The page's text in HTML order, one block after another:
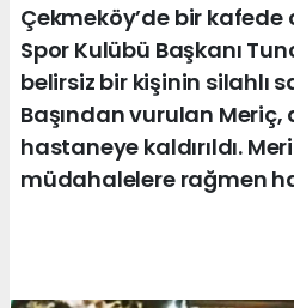
Çekmeköy’de bir
Spor Kulübü Başkanı
belirsiz bir kişinin silahlı
Başından vurulan Meriç,
hastaneye kaldırıldı.
müdahalelere rağmen